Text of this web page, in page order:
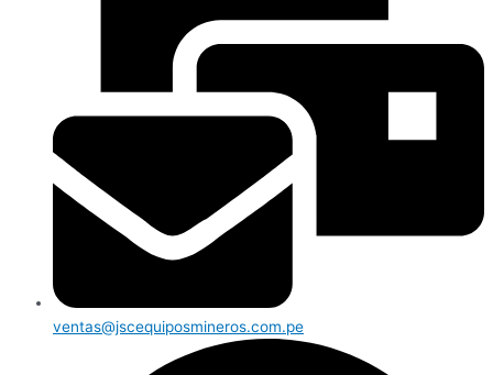
ventas@jscequiposmineros.com.pe